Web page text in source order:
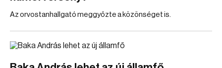
Az orvostanhallgató meggyőzte a közönséget is.